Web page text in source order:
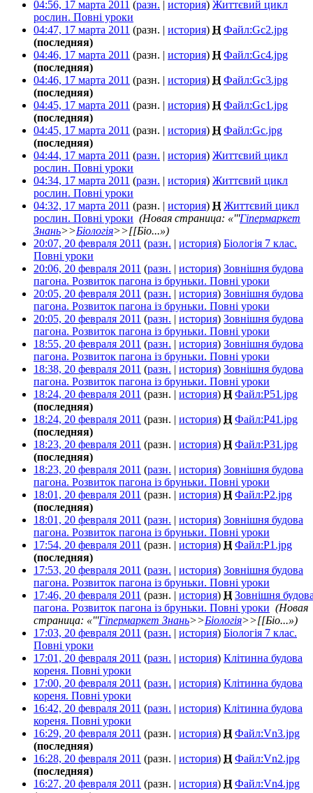
04:56, 17 марта 2011 (разн. | история) Життєвий цикл
рослин. Повні уроки
04:47, 17 марта 2011 (разн. | история) Н Файл:Gc2.jpg
(последняя)
04:46, 17 марта 2011 (разн. | история) Н Файл:Gc4.jpg
(последняя)
04:46, 17 марта 2011 (разн. | история) Н Файл:Gc3.jpg
(последняя)
04:45, 17 марта 2011 (разн. | история) Н Файл:Gc1.jpg
(последняя)
04:45, 17 марта 2011 (разн. | история) Н Файл:Gc.jpg
(последняя)
04:44, 17 марта 2011 (разн. | история) Життєвий цикл
рослин. Повні уроки
04:34, 17 марта 2011 (разн. | история) Життєвий цикл
рослин. Повні уроки
04:32, 17 марта 2011 (разн. | история) Н Життєвий цикл
рослин. Повні уроки (Новая страница: «'''Гіпермаркет
Знань>>Біологія>>[[Біо...»)
20:07, 20 февраля 2011 (разн. | история) Біологія 7 клас.
Повні уроки
20:06, 20 февраля 2011 (разн. | история) Зовнішня будова
пагона. Розвиток пагона із бруньки. Повні уроки
20:05, 20 февраля 2011 (разн. | история) Зовнішня будова
пагона. Розвиток пагона із бруньки. Повні уроки
20:05, 20 февраля 2011 (разн. | история) Зовнішня будова
пагона. Розвиток пагона із бруньки. Повні уроки
18:55, 20 февраля 2011 (разн. | история) Зовнішня будова
пагона. Розвиток пагона із бруньки. Повні уроки
18:38, 20 февраля 2011 (разн. | история) Зовнішня будова
пагона. Розвиток пагона із бруньки. Повні уроки
18:24, 20 февраля 2011 (разн. | история) Н Файл:P51.jpg
(последняя)
18:24, 20 февраля 2011 (разн. | история) Н Файл:P41.jpg
(последняя)
18:23, 20 февраля 2011 (разн. | история) Н Файл:P31.jpg
(последняя)
18:23, 20 февраля 2011 (разн. | история) Зовнішня будова
пагона. Розвиток пагона із бруньки. Повні уроки
18:01, 20 февраля 2011 (разн. | история) Н Файл:P2.jpg
(последняя)
18:01, 20 февраля 2011 (разн. | история) Зовнішня будова
пагона. Розвиток пагона із бруньки. Повні уроки
17:54, 20 февраля 2011 (разн. | история) Н Файл:P1.jpg
(последняя)
17:53, 20 февраля 2011 (разн. | история) Зовнішня будова
пагона. Розвиток пагона із бруньки. Повні уроки
17:46, 20 февраля 2011 (разн. | история) Н Зовнішня
пагона. Розвиток пагона із бруньки. Повні уроки (Новая
страница: «'''Гіпермаркет Знань>>Біологія>>[[Біо...»)
17:03, 20 февраля 2011 (разн. | история) Біологія 7 клас.
Повні уроки
17:01, 20 февраля 2011 (разн. | история) Клітинна будова
кореня. Повні уроки
17:00, 20 февраля 2011 (разн. | история) Клітинна будова
кореня. Повні уроки
16:42, 20 февраля 2011 (разн. | история) Клітинна будова
кореня. Повні уроки
16:29, 20 февраля 2011 (разн. | история) Н Файл:Vn3.jpg
(последняя)
16:28, 20 февраля 2011 (разн. | история) Н Файл:Vn2.jpg
(последняя)
16:27, 20 февраля 2011 (разн. | история) Н Файл:Vn4.jpg